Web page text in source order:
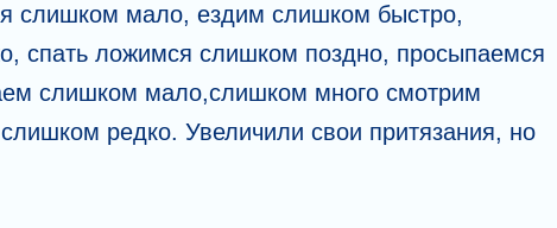
слишком мало, ездим слишком быстро,
спать ложимся слишком поздно, просыпаемся
слишком мало,слишком много смотрим
редко. Увеличили свои притязания, но